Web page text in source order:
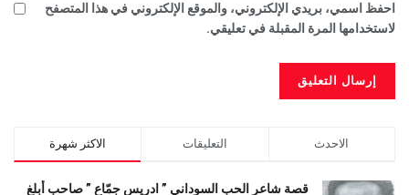
احفظ اسمي، بريدي الإلكتروني، والموقع الإلكتروني في هذا المتصفح
لاستخدامها المرة المقبلة في تعليقي.
الاكثر شهرة التعليقات الاحدث
قصة شاعر الحب السوداني ” ادريس جمّاع ” صاحب أبلغ